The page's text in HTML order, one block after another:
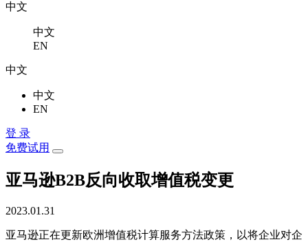
中文
中文
EN
中文
中文
EN
登 录
免费试用
亚马逊B2B反向收取增值税变更
2023.01.31
亚马逊正在更新欧洲增值税计算服务方法政策，以将企业对企